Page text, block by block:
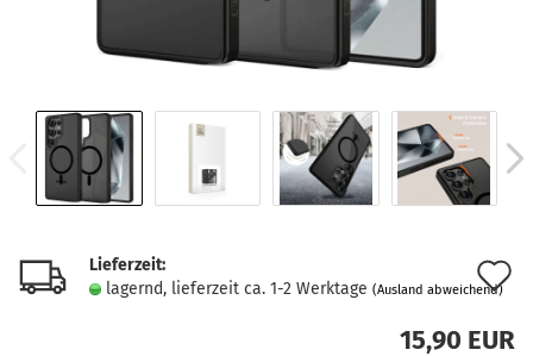
Lieferzeit:
lagernd, lieferzeit ca. 1-2 Werktage (Ausland abweichend)
15,90 EUR